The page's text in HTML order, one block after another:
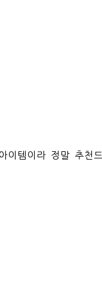
이템이라 정말 추천드